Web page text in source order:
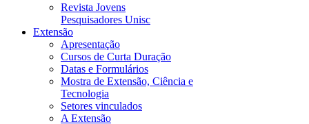
Revista Jovens
Pesquisadores Unisc
Extensão
Apresentação
Cursos de Curta Duração
Datas e Formulários
Mostra de Extensão, Ciência e
Tecnologia
Setores vinculados
A Extensão